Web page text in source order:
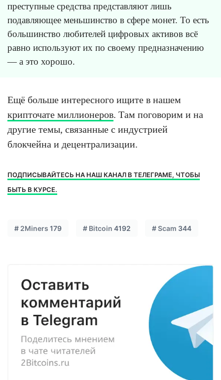
преступные средства представляют лишь
подавляющее меньшинство в сфере монет. То есть
большинство любителей цифровых активов всё
равно используют их по своему предназначению
— а это хорошо.
Ещё больше интересного ищите в нашем
крипточате миллионеров. Там поговорим и на
другие темы, связанные с индустрией
блокчейна и децентрализации.
ПОДПИСЫВАЙТЕСЬ НА НАШ КАНАЛ В ТЕЛЕГРАМЕ, ЧТОБЫ
БЫТЬ В КУРСЕ.
# 2Miners 179 # Bitcoin 4192 #Scam 344